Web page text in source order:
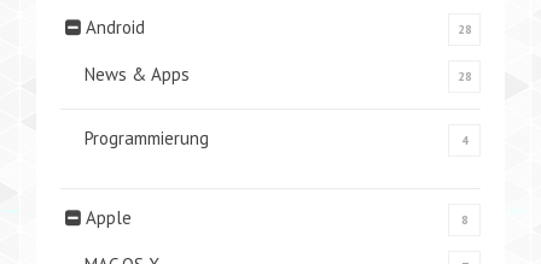
Android 28
News & Apps 28
Programmierung 4
Apple 8